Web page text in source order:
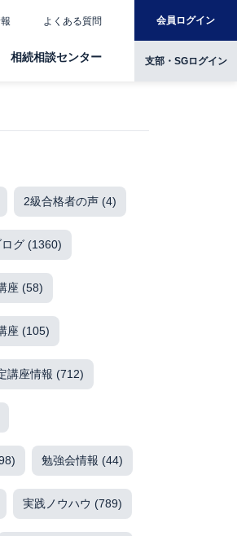
よくある質問 会員ログイン
相続相談センター 支部・SGログイン
2級合格者の声 (4)
ログ (1360)
座 (58)
座 (105)
講座情報 (712)
勉強会情報 (44)
実践ノウハウ (789)